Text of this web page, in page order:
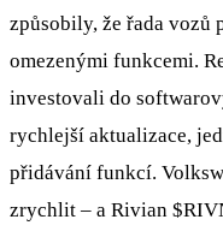
způsobily, že řada vozů
omezenými funkcemi.
investovali do
rychlejší aktualizace,
přidávání funkcí.
zrychlit – a Rivian